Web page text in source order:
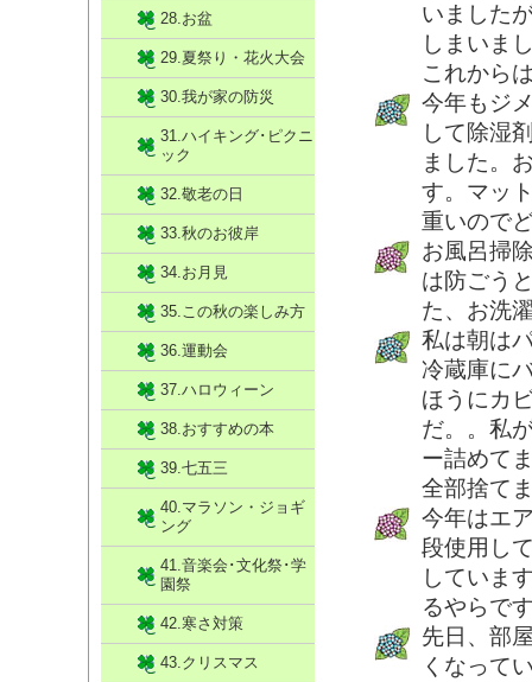
いました
しまいま
これから
今年もジ
して除湿
ました。
す。マッ
重いので
お風呂掃
は防ごう
た、お洗
私は朝は
冷蔵庫に
ほうにカ
だ。。私
ー詰めて
全部捨て
今年はエ
段使用し
していま
るやらで
先日、部
くなって
28.お盆
29.夏祭り・花火大会
30.我が家の防災
31.ハイキング･ピクニ
ック
32.敬老の日
33.秋のお彼岸
34.お月見
35.この秋の楽しみ方
36.運動会
37.ハロウィーン
38.おすすめの本
39.七五三
40.マラソン・ジョギ
ング
41.音楽会･文化祭･学
園祭
42.寒さ対策
43.クリスマス